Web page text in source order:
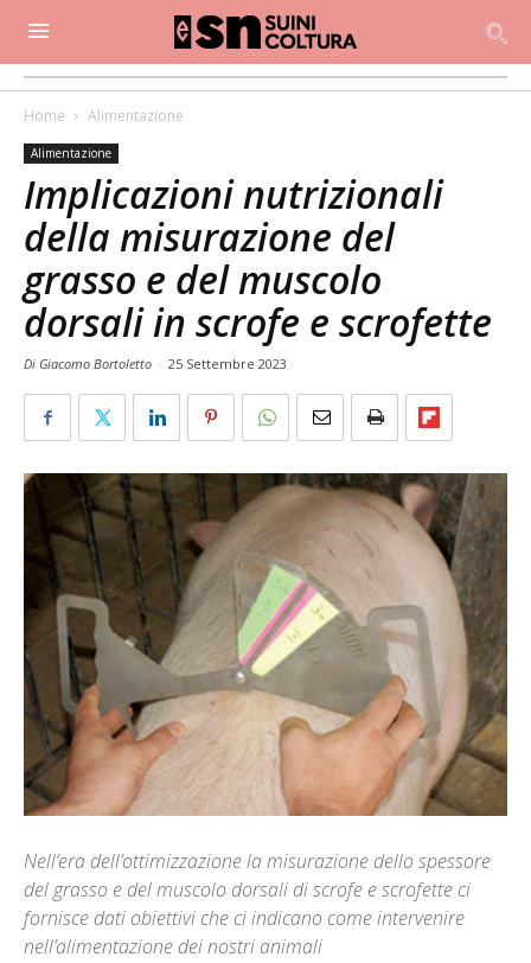
Home Alimentazione
Alimentazione
Implicazioni nutrizionali
della misurazione del
grasso e del muscolo
dorsali in scrofe e scrofette
Di Giacomo Bortoletto - 25 Settembre 2023
Nell’era dell’ottimizzazione la misurazione dello spessore
del grasso e del muscolo dorsali di scrofe e scrofette ci
fornisce dati obiettivi che ci indicano come intervenire
nell’alimentazione dei nostri animali